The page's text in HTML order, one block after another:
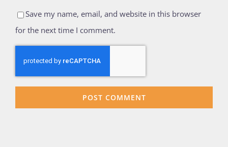
Save my name, email, and website in this browser
for the next time I comment.